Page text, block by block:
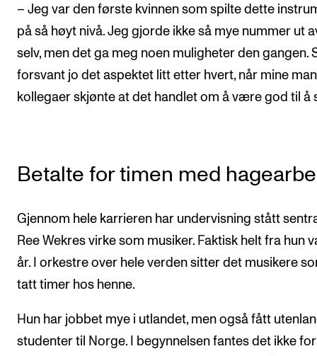
– Jeg var den første kvinnen som spilte dette
på så høyt nivå. Jeg gjorde ikke så mye nummer ut
selv, men det ga meg noen muligheter den gangen.
forsvant jo det aspektet litt etter hvert, når mine
kollegaer skjønte at det handlet om å være god til å
Betalte for timen med
Gjennom hele karrieren har undervisning stått
Ree Wekres virke som musiker. Faktisk helt fra hun
år. I orkestre over hele verden sitter det musikere
tatt timer hos henne.
Hun har jobbet mye i utlandet, men også fått
studenter til Norge. I begynnelsen fantes det ikke